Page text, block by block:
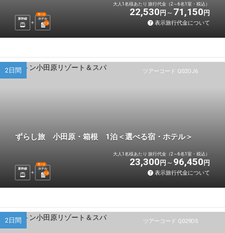
新幹線 ホテル
選べる
1 泊
大人1名様あたり 旅行代金（2～6名1室・税込）
22,530 円 71,150 円
表示旅行代金について
ツアーコード Q02OJ6
2日間
ずらし旅 小田原・箱根 1泊＜選べる宿・ホテル＞
新幹線 ホテル
選べる
1 泊
大人1名様あたり 旅行代金（2～6名1室・税込）
23,300 円 96,450 円
表示旅行代金について
ツアーコード Q029D5
2日間